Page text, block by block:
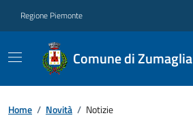
Regione Piemonte
Comune di Zumaglia
Home / Novità / Notizie